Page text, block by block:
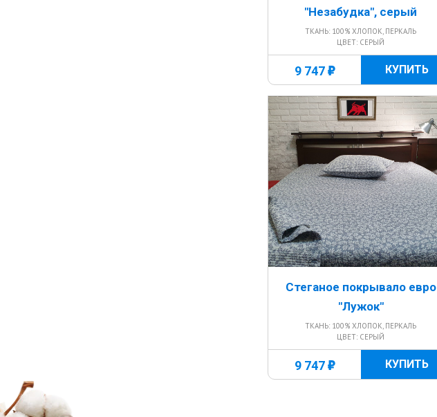
"Незабудка", серый
ТКАНЬ: 100% ХЛОПОК, ПЕРКАЛЬ
ЦВЕТ: СЕРЫЙ
9 747г КУПИТЬ
Стеганое покрывало евро
"Лужок"
ТКАНЬ: 100% ХЛОПОК, ПЕРКАЛЬ
ЦВЕТ: СЕРЫЙ
9 747г КУПИТЬ